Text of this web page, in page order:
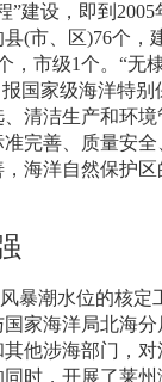
”建设，即到 2005
县(市、区)76个，
，市级1个。“无
国家级海洋特
清洁生产和环
完善、质量安
海洋自然保护
暴潮水位的核
国家海洋局北海
他涉海部门，
时，开展了莱